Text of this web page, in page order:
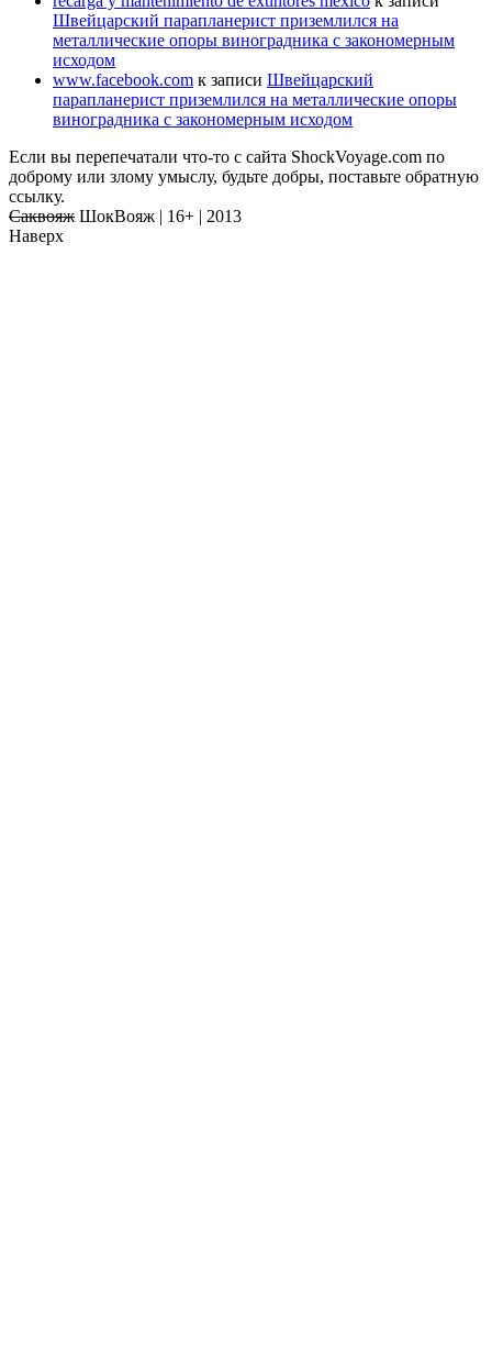
Швейцарский парапланерист приземлился на
металлические опоры виноградника с закономерным
исходом
www.facebook.com к записи Швейцарский
парапланерист приземлился на металлические опоры
виноградника с закономерным исходом
Если вы перепечатали что-то с сайта ShockVoyage.com по
доброму или злому умыслу, будьте добры, поставьте обратную
ссылку.
Саквояж ШокВояж | 16+ | 2013
Наверх